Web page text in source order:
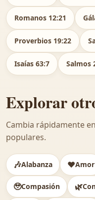
Romanos 12:21
Proverbios 19:22
Isaías 63:7 Salmos
Explorar
Cambia rápidamente
populares.
🎶Alabanza ❤️Amor
🥹Compasión 🌿